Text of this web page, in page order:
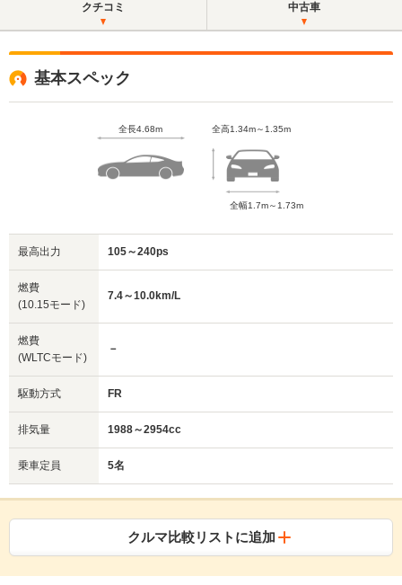
クチコミ 中古車
基本スペック
全長4.68m 全高1.34m～1.35m
全幅1.7m～1.73m
最高出力 105～240ps
燃費
(10.15モード)
7.4～10.0km/L
燃費
(WLTCモード)
－
駆動方式 FR
排気量 1988～2954cc
乗車定員 5名
クルマ比較リストに追加